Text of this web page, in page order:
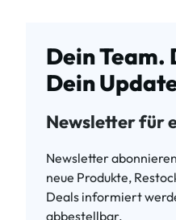
Dein Team.
Dein
Newsletter für
Newsletter
neue Produkte,
Deals informiert
abbestellbar.